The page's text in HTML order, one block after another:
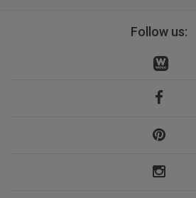
Follow us: